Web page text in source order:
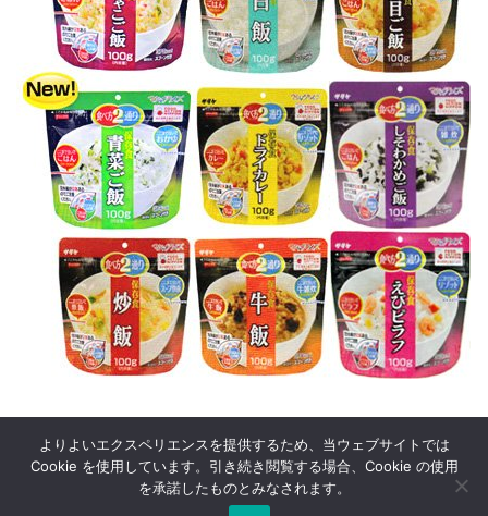
よりよいエクスペリエンスを提供するため、当ウェブサイトでは
Cookie を使用しています。引き続き閲覧する場合、Cookie の使用
を承諾したものとみなされます。